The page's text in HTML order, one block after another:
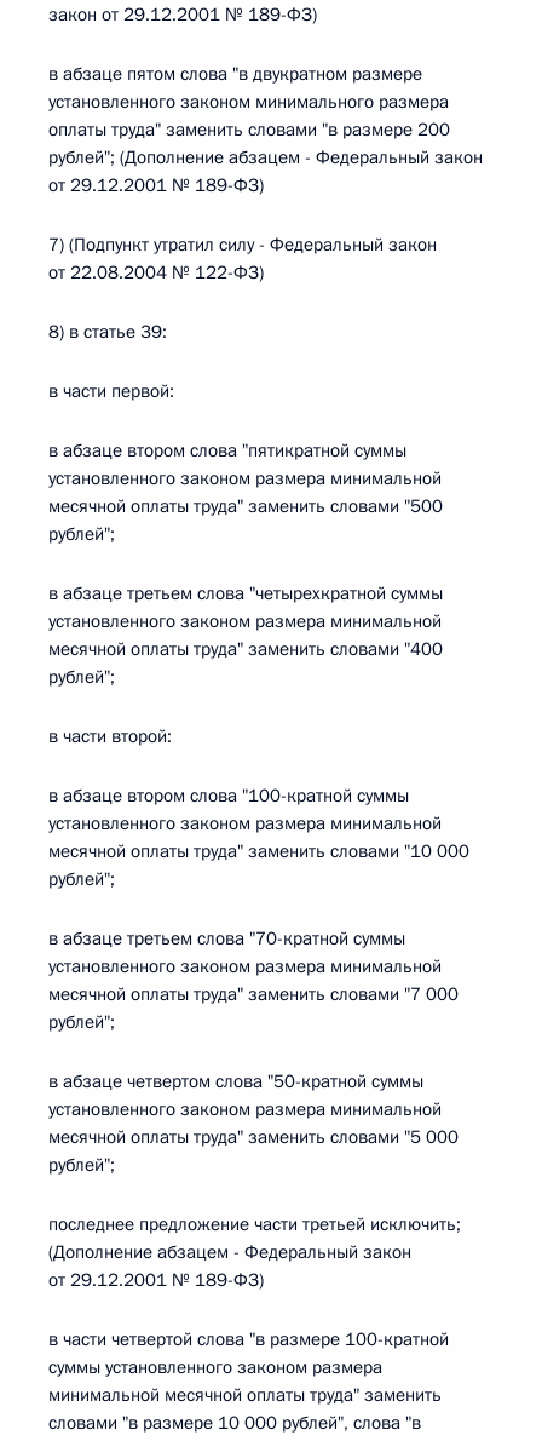
закон от 29.12.2001 № 189-ФЗ)
в абзаце пятом слова "в двукратном размере
установленного законом минимального размера
оплаты труда" заменить словами "в размере 200
рублей"; (Дополнение абзацем - Федеральный закон
от 29.12.2001 № 189-ФЗ)
7) (Подпункт утратил силу - Федеральный закон
от 22.08.2004 № 122-ФЗ)
8) в статье 39:
в части первой:
в абзаце втором слова "пятикратной суммы
установленного законом размера минимальной
месячной оплаты труда" заменить словами "500
рублей";
в абзаце третьем слова "четырехкратной суммы
установленного законом размера минимальной
месячной оплаты труда" заменить словами "400
рублей";
в части второй:
в абзаце втором слова "100-кратной суммы
установленного законом размера минимальной
месячной оплаты труда" заменить словами "10 000
рублей";
в абзаце третьем слова "70-кратной суммы
установленного законом размера минимальной
месячной оплаты труда" заменить словами "7 000
рублей";
в абзаце четвертом слова "50-кратной суммы
установленного законом размера минимальной
месячной оплаты труда" заменить словами "5 000
рублей";
последнее предложение части третьей исключить;
(Дополнение абзацем - Федеральный закон
от 29.12.2001 № 189-ФЗ)
в части четвертой слова "в размере 100-кратной
суммы установленного законом размера
минимальной месячной оплаты труда" заменить
словами "в размере 10 000 рублей", слова "в